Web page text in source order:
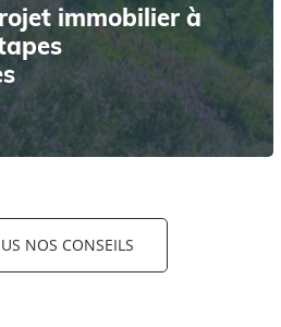
immobilier à
NOS CONSEILS